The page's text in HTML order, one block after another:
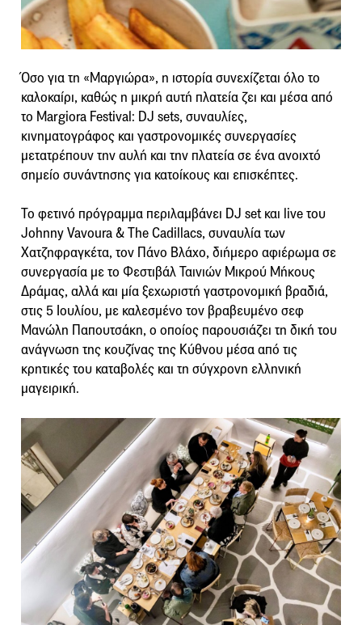
Όσο για τη «Μαργιώρα», η ιστορία συνεχίζεται όλο το
καλοκαίρι, καθώς η μικρή αυτή πλατεία ζει και μέσα από
το Margiora Festival: DJ sets, συναυλίες,
κινηματογράφος και γαστρονομικές συνεργασίες
μετατρέπουν την αυλή και την πλατεία σε ένα ανοιχτό
σημείο συνάντησης για κατοίκους και επισκέπτες.
Το φετινό πρόγραμμα περιλαμβάνει DJ set και live του
Johnny Vavoura & The Cadillacs, συναυλία των
Χατζηφραγκέτα, τον Πάνο Βλάχο, διήμερο αφιέρωμα σε
συνεργασία με το Φεστιβάλ Ταινιών Μικρού Μήκους
Δράμας, αλλά και μία ξεχωριστή γαστρονομική βραδιά,
στις 5 Ιουλίου, με καλεσμένο τον βραβευμένο σεφ
Μανώλη Παπουτσάκη, ο οποίος παρουσιάζει τη δική του
ανάγνωση της κουζίνας της Κύθνου μέσα από τις
κρητικές του καταβολές και τη σύγχρονη ελληνική
μαγειρική.